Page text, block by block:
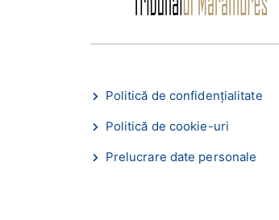
Politică de confidențialitate
Politică de cookie-uri
Prelucrare date personale